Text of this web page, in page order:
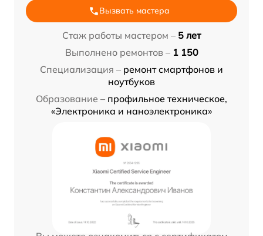
Вызвать мастера
Стаж работы мастером – 5 лет
Выполнено ремонтов – 1 150
Специализация – ремонт смартфонов и
ноутбуков
Образование – профильное техническое,
«Электроника и наноэлектроника»